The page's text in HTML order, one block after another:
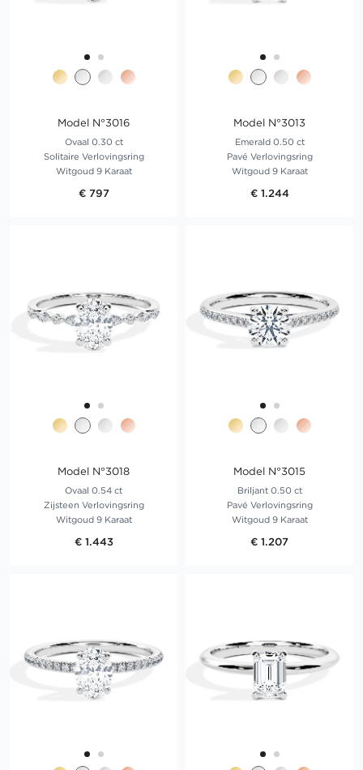
Model N°3016
Ovaal 0.30 ct
Solitaire Verlovingsring
Witgoud 9 Karaat
€ 797
Model N°3013
Emerald 0.50 ct
Pavé Verlovingsring
Witgoud 9 Karaat
€ 1.244
Model N°3018
Ovaal 0.54 ct
Zijsteen Verlovingsring
Witgoud 9 Karaat
€ 1.443
Model N°3015
Briljant 0.50 ct
Pavé Verlovingsring
Witgoud 9 Karaat
€ 1.207